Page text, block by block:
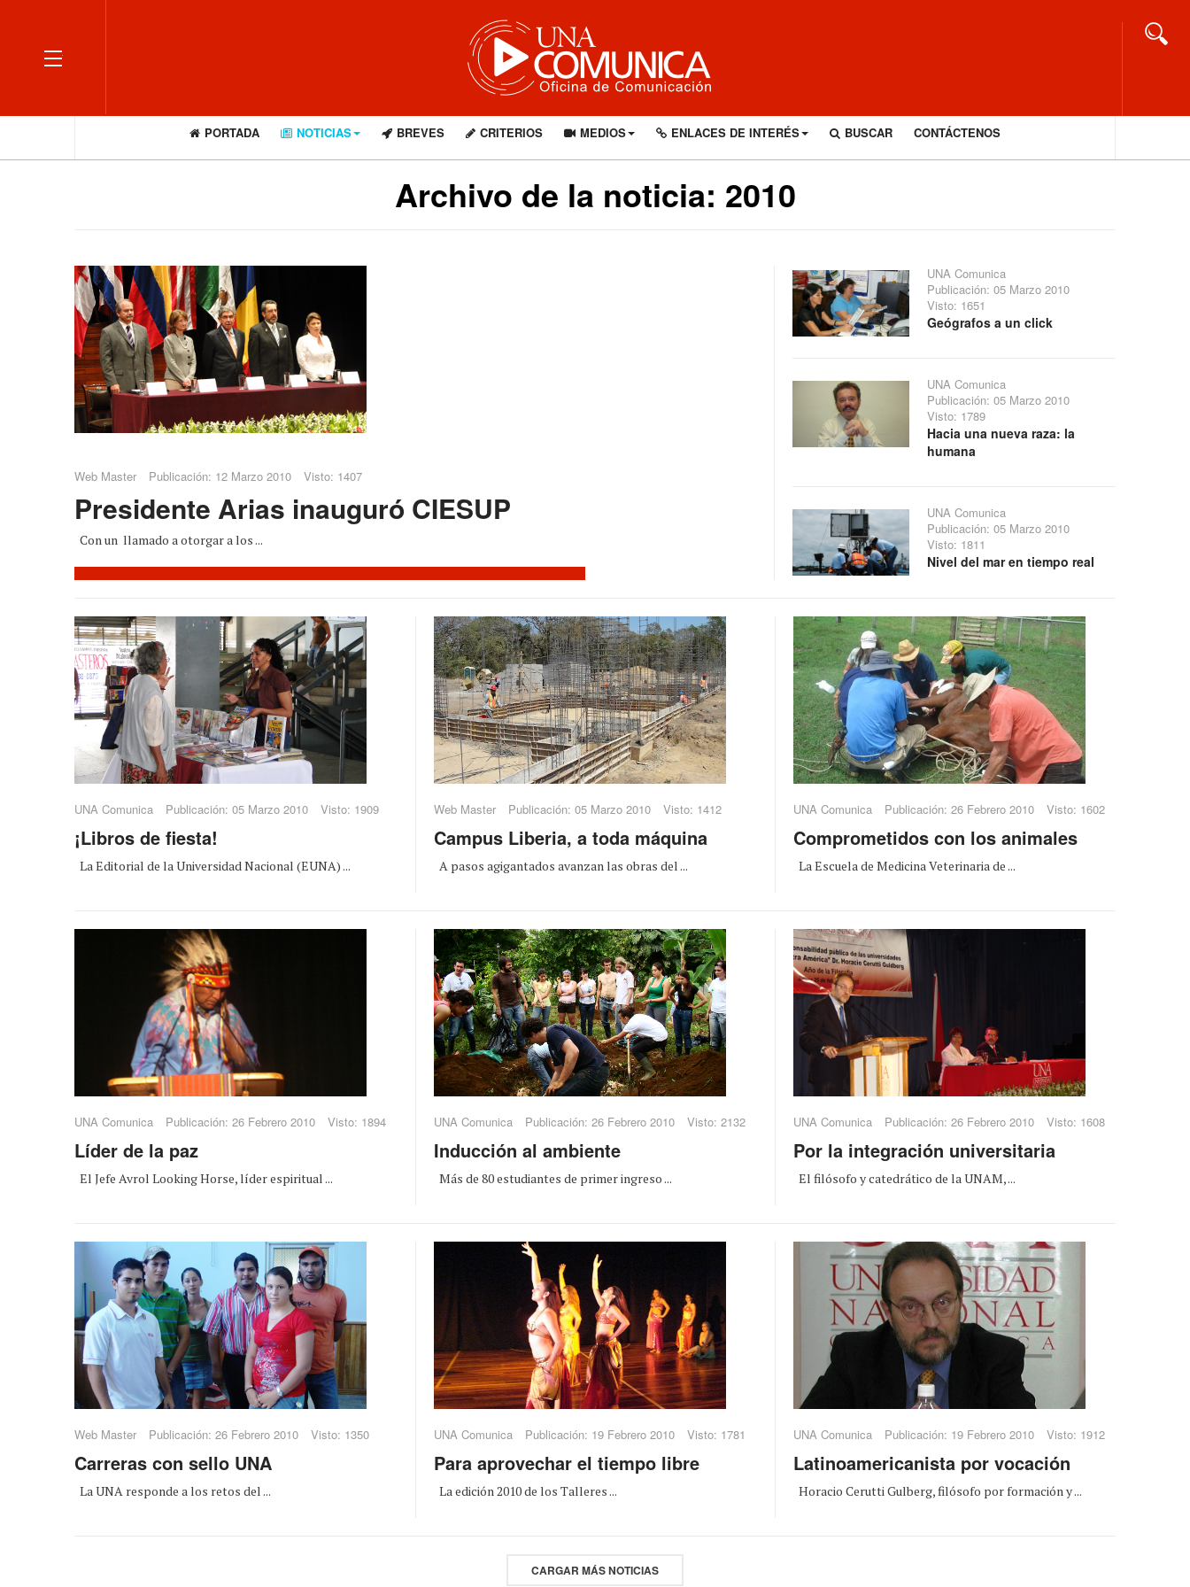
OFF CANVAS
PORTADA NOTICIAS BREVES CRITERIOS MEDIOS ENLACES DE INTERÉS BUSCAR CONTÁCTENOS
Archivo de la noticia: 2010
Web Master Publicación: 12 Marzo 2010 Visto: 1407
Presidente Arias inauguró CIESUP
Con un llamado a otorgar a los ...
UNA Comunica
Publicación: 05 Marzo 2010
Visto: 1651
Geógrafos a un click
UNA Comunica
Publicación: 05 Marzo 2010
Visto: 1789
Hacia una nueva raza: la
humana
UNA Comunica
Publicación: 05 Marzo 2010
Visto: 1811
Nivel del mar en tiempo real
UNA Comunica Publicación: 05 Marzo 2010 Visto: 1909
¡Libros de fiesta!
La Editorial de la Universidad Nacional (EUNA) ...
Web Master Publicación: 05 Marzo 2010 Visto: 1412
Campus Liberia, a toda máquina
A pasos agigantados avanzan las obras del ...
UNA Comunica Publicación: 26 Febrero 2010 Visto: 1602
Comprometidos con los animales
La Escuela de Medicina Veterinaria de ...
UNA Comunica Publicación: 26 Febrero 2010 Visto: 1894
Líder de la paz
El Jefe Avrol Looking Horse, líder espiritual ...
UNA Comunica Publicación: 26 Febrero 2010 Visto: 2132
Inducción al ambiente
Más de 80 estudiantes de primer ingreso ...
UNA Comunica Publicación: 26 Febrero 2010 Visto: 1608
Por la integración universitaria
El filósofo y catedrático de la UNAM, ...
Web Master Publicación: 26 Febrero 2010 Visto: 1350
Carreras con sello UNA
La UNA responde a los retos del ...
UNA Comunica Publicación: 19 Febrero 2010 Visto: 1781
Para aprovechar el tiempo libre
La edición 2010 de los Talleres ...
UNA Comunica Publicación: 19 Febrero 2010 Visto: 1912
Latinoamericanista por vocación
Horacio Cerutti Gulberg, filósofo por formación y ...
CARGAR MÁS NOTICIAS